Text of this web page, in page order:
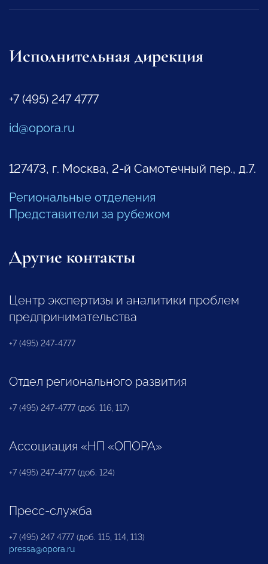
Исполнительная дирекция
+7 (495) 247 4777
id@opora.ru
127473, г. Москва, 2-й Самотечный пер., д.7.
Региональные отделения
Представители за рубежом
Другие контакты
Центр экспертизы и аналитики проблем
предпринимательства
+7 (495) 247-4777
Отдел регионального развития
+7 (495) 247-4777 (доб. 116, 117)
Ассоциация «НП «ОПОРА»
+7 (495) 247-4777 (доб. 124)
Пресс-служба
+7 (495) 247 4777 (доб. 115, 114, 113)
pressa@opora.ru